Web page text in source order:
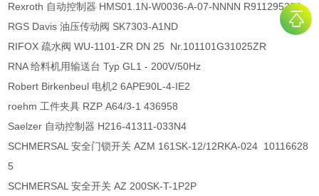
Rexroth 自动控制器 HMS01.1N-W0036-A-07-NNNN R911295324
RGS Davis 油压传动阀 SK7303-A1ND
RIFOX 疏水阀 WU-1101-ZR DN 25 Nr.101101G31025ZR
RNA 给料机用输送台 Typ GL1 - 200V/50Hz
Robert Birkenbeul 电机2 6APE90L-4-IE2
roehm 工件夹具 RZP A64/3-1 436958
Saelzer 自动控制器 H216-41311-033N4
SCHMERSAL 安全门锁开关 AZM 161SK-12/12RKA-024 10116628
5
SCHMERSAL 安全开关 AZ 200SK-T-1P2P